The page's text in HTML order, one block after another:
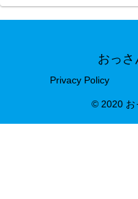
おっさ
Privacy Policy
© 2020 お